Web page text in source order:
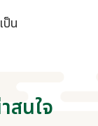
ป็น
สนใจ